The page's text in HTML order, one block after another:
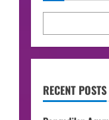
RECENT POSTS